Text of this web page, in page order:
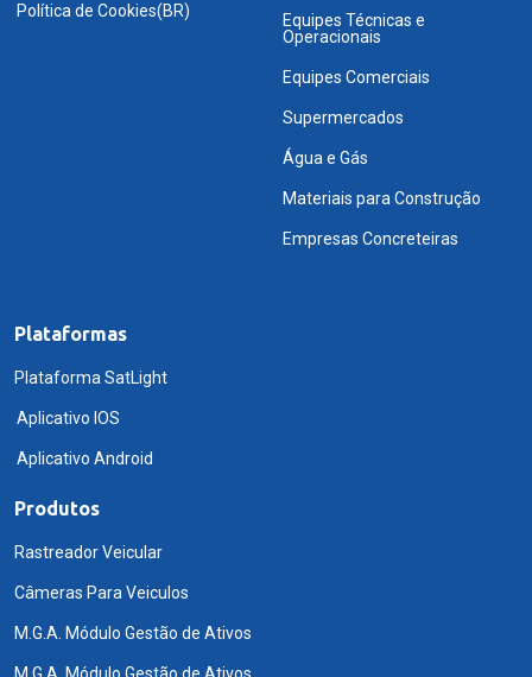
Política de Cookies(BR)
Equipes Técnicas e
Operacionais
Equipes Comerciais
Supermercados
Água e Gás
Materiais para Construção
Empresas Concreteiras
Plataformas
Plataforma SatLight
Aplicativo IOS
Aplicativo Android
Produtos
Rastreador Veicular
Câmeras Para Veiculos
M.G.A. Módulo Gestão de Ativos